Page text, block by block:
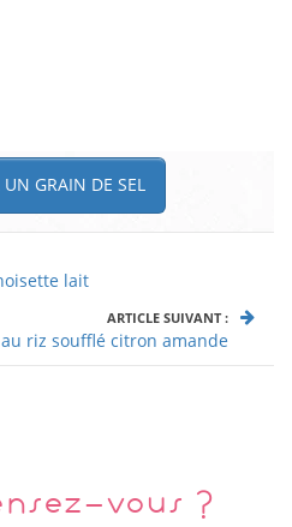
GRAIN DE SEL
lait
ARTICLE SUIVANT :
riz soufflé citron amande
vous ?